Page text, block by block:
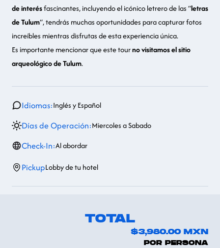
de interésfascinantes, incluyendo el icónico letrero de las “letras
de Tulum“, tendrás muchas oportunidades paracapturar fotos
increíbles mientras disfrutas de esta experiencia única.
Es importante mencionar que este tourno visitamos el sitio
arqueológico de Tulum.
Idiomas:Inglés y Español
Días de Operación:Miercoles a Sabado
Check-In:Al abordar
PickupLobby de tu hotel
TOTAL
$3,980.00 MXN
POR PERSONA